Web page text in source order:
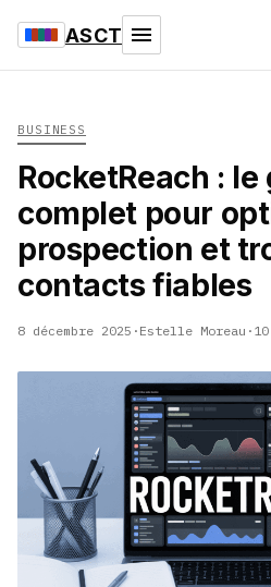
ASCT
BUSINESS
RocketReach : le
complet pour
prospection et
contacts fiables
8 décembre 2025 · Estelle Moreau ·